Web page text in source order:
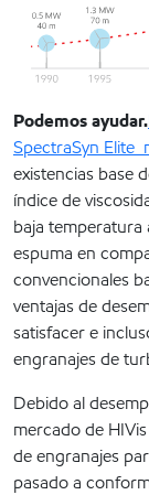
Podemos ayudar.
SpectraSyn Elite
existencias base
índice de
baja temperatura
espuma en
convencionales
ventajas de
satisfacer e
engranajes de
Debido al
mercado de
de engranajes
pasado a